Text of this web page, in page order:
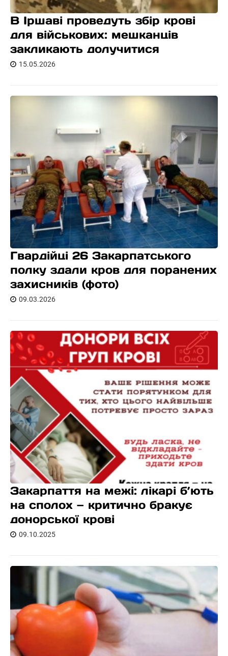
В Іршаві проведуть збір крові
для військових: мешканців
закликають долучитися
15.05.2026
Гвардійці 26 Закарпатського
полку здали кров для поранених
захисників (фото)
09.03.2026
Закарпаття на межі: лікарі б’ють
на сполох — критично бракує
донорської крові
09.10.2025